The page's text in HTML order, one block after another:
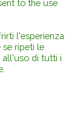
di
atti di una
dunque,
stessa
to the use
l'esperienza
ripeti le
all'uso di tutti i